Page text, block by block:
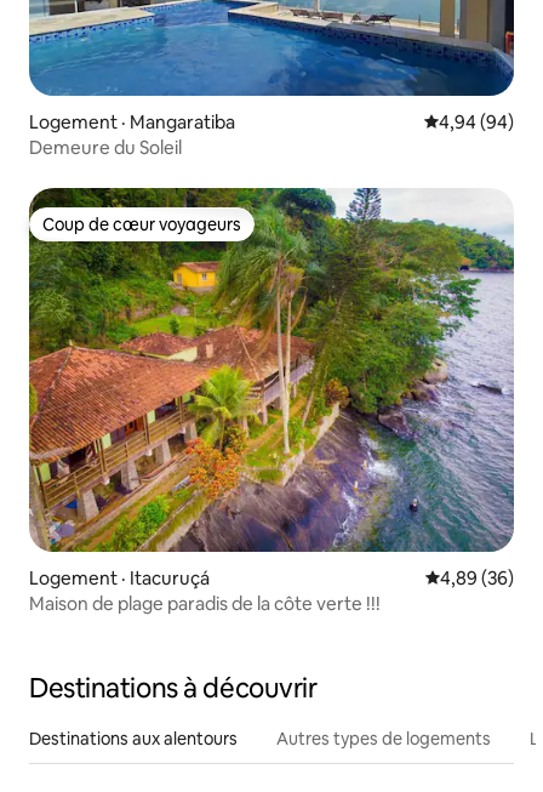
Logement · Mangaratiba Note
4,94 (94)
Demeure du Soleil
Coup de cœur voyageurs
Coup de cœur voyageurs
Logement · Itacuruçá Note
4,89 (36)
Maison de plage paradis de la côte verte !!!
Destinations à découvrir
Destinations aux alentours Autres types de logements